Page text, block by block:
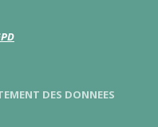
DES DONNEES